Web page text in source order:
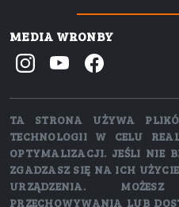
MEDIA WRONBY
TA STRONA UŻYWA
TECHNOLOGII W CELU
OPTYMALIZACJI. JEŚLI NIE
ZGADZASZ SIĘ NA ICH
URZĄDZENIA.
PRZECHOWYWANIA LUB